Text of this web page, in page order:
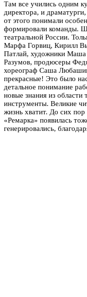
Там все учились одним
директора, и
от этого понимали
формировали команды.
театральной России.
Марфа Горвиц, Кирилл
Патлай, художники
Разумов, продюсеры
хореограф Саша
прекрасные! Это было
детальное понимание
новые знания из области
инструменты. Великие
жизнь хватит. До сих
«Ремарка» появилась
генерировались,